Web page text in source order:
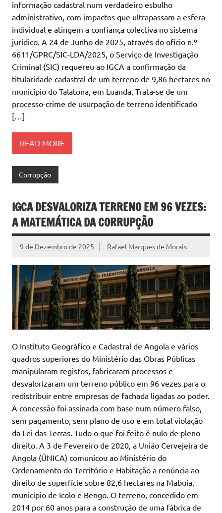
informação cadastral num verdadeiro esbulho
administrativo, com impactos que ultrapassam a esfera
individual e atingem a confiança colectiva no sistema
jurídico. A 24 de Junho de 2025, através do ofício n.º
6611/GPRC/SIC-LDA/2025, o Serviço de Investigação
Criminal (SIC) requereu ao IGCA a confirmação da
titularidade cadastral de um terreno de 9,86 hectares no
município do Talatona, em Luanda, Trata-se de um
processo-crime de usurpação de terreno identificado
[…]
READ MORE
Corrupção
IGCA DESVALORIZA TERRENO EM 96 VEZES:
A MATEMÁTICA DA CORRUPÇÃO
9 de Dezembro de 2025 Rafael Marques de Morais
O Instituto Geográfico e Cadastral de Angola e vários
quadros superiores do Ministério das Obras Públicas
manipularam registos, fabricaram processos e
desvalorizaram um terreno público em 96 vezes para o
redistribuir entre empresas de fachada ligadas ao poder.
A concessão foi assinada com base num número falso,
sem pagamento, sem plano de uso e em total violação
da Lei das Terras. Tudo o que foi feito é nulo de pleno
direito. A 3 de Fevereiro de 2020, a União Cervejeira de
Angola (ÚNICA) comunicou ao Ministério do
Ordenamento do Território e Habitação a renúncia ao
direito de superfície sobre 82,6 hectares na Mabuia,
município de Icolo e Bengo. O terreno, concedido em
2014 por 60 anos para a construção de uma fábrica de